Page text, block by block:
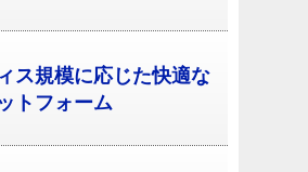
ス規模に応じた快適な
トフォーム